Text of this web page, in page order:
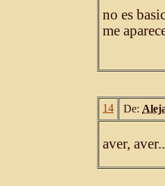
no es
me
14 De:
aver,